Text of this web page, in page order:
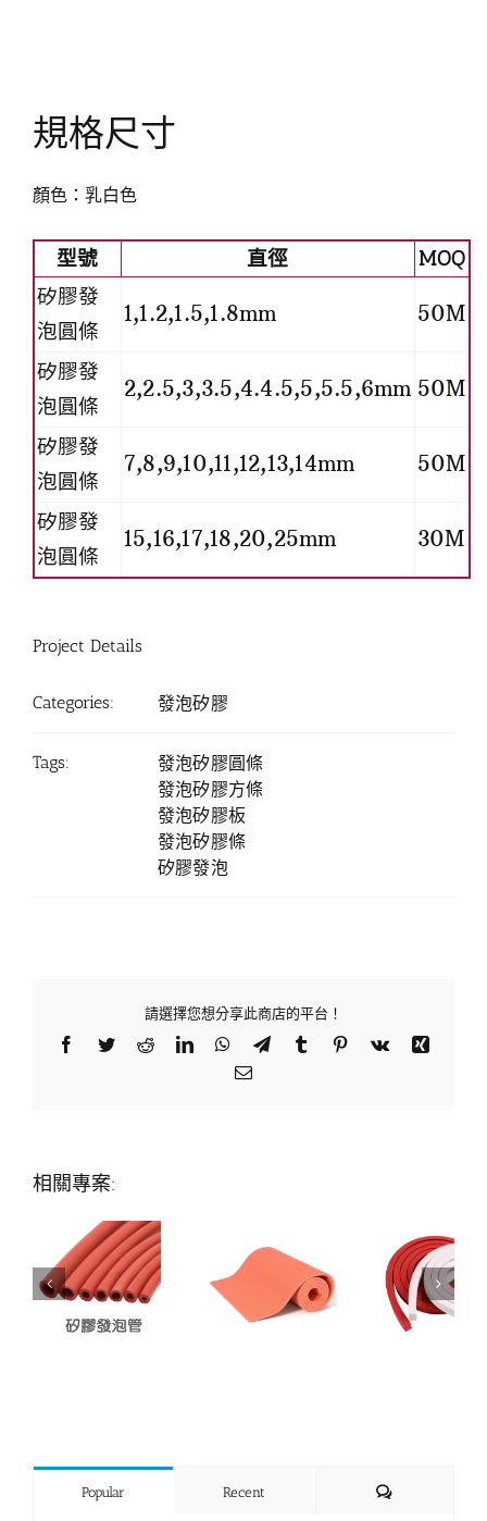
規格尺寸
顏色：乳白色
型號 直徑
MOQ
矽膠發
泡圓條
1,1.2,1.5,1.8mm 50M
矽膠發
泡圓條
2,2.5,3,3.5,4.4.5,5,5.5,6mm 50M
矽膠發
泡圓條
7,8,9,10,11,12,13,14mm 50M
矽膠發
泡圓條
15,16,17,18,20,25mm 30M
Project Details
Categories: 發泡矽膠
Tags:
發泡矽膠圓條
發泡矽膠方條
發泡矽膠板
發泡矽膠條
矽膠發泡
請選擇您想分享此商店的平台！
Facebook
TwitterRedditLinkedInWhatsApp
TelegramTumblr Pinterest
Vk
Xing
Email:
相關專案:
Popular Recent Comments